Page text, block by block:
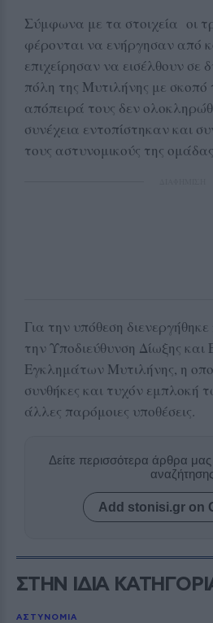
Σύμφωνα με τα στοιχεία οι
φέρονται να ενήργησαν από
επιχείρησαν να εισέλθουν σε
πόλη της Μυτιλήνης με
απόπειρά τους δεν
συνέχεια εντοπίστηκαν και
τους αστυνομικούς της
Για την υπόθεση
την Υποδιεύθυνση Δίωξης και
Εγκλημάτων Μυτιλήνης, η
συνθήκες και τυχόν εμπλοκή
άλλες παρόμοιες υποθέσεις.
Δείτε περισσότερα άρθρα
αναζήτησης
Add stonisi.gr on
ΣΤΗΝ ΙΔΙΑ
ΑΣΤΥΝΟΜΙΑ